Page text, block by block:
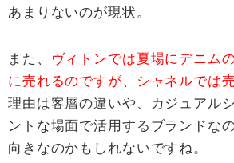
あまりないのが現状。
また、 ヴィトンでは夏場にデニム
に売れるのですが、シャネルでは売
理由は客層の違いや、カジュアル
ントな場面で活用するブランドな
向きなのかもしれないですね。